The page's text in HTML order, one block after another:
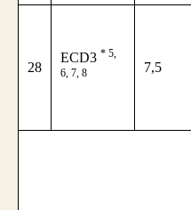
28
ECD3 * 5,
6, 7, 8
7,5